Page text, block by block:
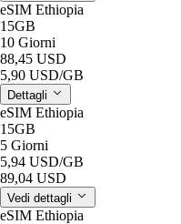
eSIM Ethiopia
15GB
10 Giorni
88,45 USD
5,90 USD/GB
Dettagli
eSIM Ethiopia
15GB
5 Giorni
5,94 USD/GB
89,04 USD
Vedi dettagli
eSIM Ethiopia